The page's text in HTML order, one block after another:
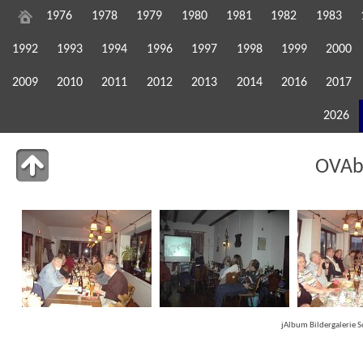
1976 1978 1979 1980 1981 1982 1983
1992 1993 1994 1996 1997 1998 1999 2000
2009 2010 2011 2012 2013 2014 2016 2017
2026
jAlbum Bildergalerie